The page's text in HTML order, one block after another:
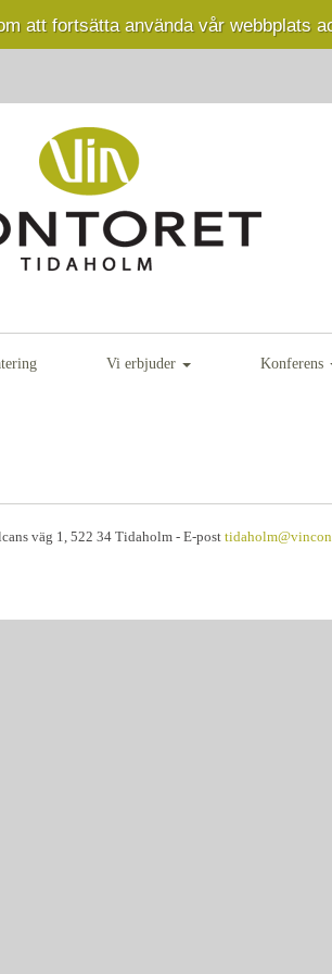
att fortsätta använda vår webbplats
Vi erbjuder Konferens
väg 1, 522 34 Tidaholm - E-post